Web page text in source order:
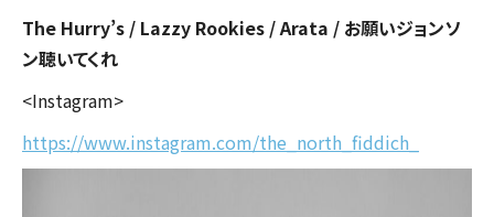
The Hurry’s / Lazzy Rookies / Arata / お願いジョンソ
ン聴いてくれ
<Instagram>
https://www.instagram.com/the_north_fiddich_